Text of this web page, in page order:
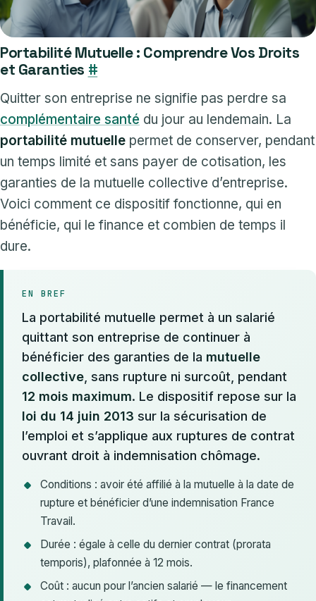
Portabilité Mutuelle : Comprendre Vos Droits
et Garanties #
Quitter son entreprise ne signifie pas perdre sa
complémentaire santé du jour au lendemain. La
portabilité mutuelle permet de conserver, pendant
un temps limité et sans payer de cotisation, les
garanties de la mutuelle collective d’entreprise.
Voici comment ce dispositif fonctionne, qui en
bénéficie, qui le finance et combien de temps il
dure.
EN BREF
La portabilité mutuelle permet à un salarié
quittant son entreprise de continuer à
bénéficier des garanties de la mutuelle
collective , sans rupture ni surcoût, pendant
12 mois maximum. Le dispositif repose sur la
loi du 14 juin 2013 sur la sécurisation de
l’emploi et s’applique aux ruptures de contrat
ouvrant droit à indemnisation chômage.
Conditions : avoir été affilié à la mutuelle à la date de
rupture et bénéficier d’une indemnisation France
Travail.
Durée : égale à celle du dernier contrat (prorata
temporis), plafonnée à 12 mois.
Coût : aucun pour l’ancien salarié — le financement